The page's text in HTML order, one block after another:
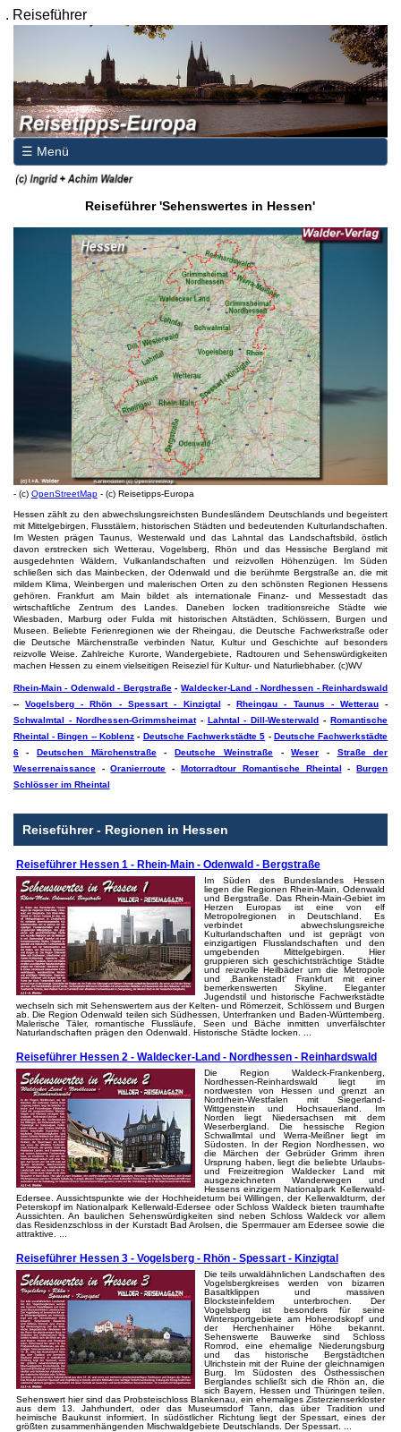
. Reiseführer
☰ Menü
Reiseführer 'Sehenswertes in Hessen'
- (c) OpenStreetMap- (c) Reisetipps-Europa
Hessen zählt zu den abwechslungsreichsten Bundesländern Deutschlands und begeistert
mit Mittelgebirgen, Flusstälern, historischen Städten und bedeutenden Kulturlandschaften.
Im Westen prägen Taunus, Westerwald und das Lahntal das Landschaftsbild, östlich
davon erstrecken sich Wetterau, Vogelsberg, Rhön und das Hessische Bergland mit
ausgedehnten Wäldern, Vulkanlandschaften und reizvollen Höhenzügen. Im Süden
schließen sich das Mainbecken, der Odenwald und die berühmte Bergstraße an, die mit
mildem Klima, Weinbergen und malerischen Orten zu den schönsten Regionen Hessens
gehören. Frankfurt am Main bildet als internationale Finanz- und Messestadt das
wirtschaftliche Zentrum des Landes. Daneben locken traditionsreiche Städte wie
Wiesbaden, Marburg oder Fulda mit historischen Altstädten, Schlössern, Burgen und
Museen. Beliebte Ferienregionen wie der Rheingau, die Deutsche Fachwerkstraße oder
die Deutsche Märchenstraße verbinden Natur, Kultur und Geschichte auf besonders
reizvolle Weise. Zahlreiche Kurorte, Wandergebiete, Radtouren und Sehenswürdigkeiten
machen Hessen zu einem vielseitigen Reiseziel für Kultur- und Naturliebhaber. (c)WV
Rhein-Main - Odenwald - Bergstraße-Waldecker-Land - Nordhessen - Reinhardswald
-- Vogelsberg - Rhön - Spessart - Kinzigtal -Rheingau - Taunus - Wetterau -
Schwalmtal - Nordhessen-Grimmsheimat- Lahntal - Dill-Westerwald -Romantische
Rheintal - Bingen -- Koblenz - Deutsche Fachwerkstädte 5 - Deutsche Fachwerkstädte
6-Deutschen Märchenstraße-Deutsche Weinstraße-Weser - Straße der
Weserrenaissance-Oranierroute - Motorradtour Romantische Rheintal -Burgen
Schlösser im Rheintal
Reiseführer - Regionen in Hessen
Reiseführer Hessen 1 - Rhein-Main - Odenwald - Bergstraße
Im Süden des Bundeslandes Hessen
liegen die Regionen Rhein-Main, Odenwald
und Bergstraße. Das Rhein-Main-Gebiet im
Herzen Europas ist eine von elf
Metropolregionen in Deutschland. Es
verbindet abwechslungsreiche
Kulturlandschaften und ist geprägt von
einzigartigen Flusslandschaften und den
umgebenden Mittelgebirgen. Hier
gruppieren sich geschichtsträchtige Städte
und reizvolle Heilbäder um die Metropole
und ‚Bankenstadt‘ Frankfurt mit einer
bemerkenswerten Skyline. Eleganter
Jugendstil und historische Fachwerkstädte
wechseln sich mit Sehenswertem aus der Kelten- und Römerzeit, Schlössern und Burgen
ab. Die Region Odenwald teilen sich Südhessen, Unterfranken und Baden-Württemberg.
Malerische Täler, romantische Flussläufe, Seen und Bäche inmitten unverfälschter
Naturlandschaften prägen den Odenwald. Historische Städte locken. ...
Reiseführer Hessen 2 - Waldecker-Land - Nordhessen - Reinhardswald
Die Region Waldeck-Frankenberg,
Nordhessen-Reinhardswald liegt im
nordwesten von Hessen und grenzt an
Nordrhein-Westfalen mit Siegerland-
Wittgenstein und Hochsauerland. Im
Norden liegt Niedersachsen mit dem
Weserbergland. Die hessische Region
Schwallmtal und Werra-Meißner liegt im
Südosten. In der Region Nordhessen, wo
die Märchen der Gebrüder Grimm ihren
Ursprung haben, liegt die beliebte Urlaubs-
und Freizeitregion Waldecker Land mit
ausgezeichneten Wanderwegen und
Hessens einzigem Nationalpark Kellerwald-
Edersee. Aussichtspunkte wie der Hochheideturm bei Willingen, der Kellerwaldturm, der
Peterskopf im Nationalpark Kellerwald-Edersee oder Schloss Waldeck bieten traumhafte
Aussichten. An baulichen Sehenswürdigkeiten sind neben Schloss Waldeck vor allem
das Residenzschloss in der Kurstadt Bad Arolsen, die Sperrmauer am Edersee sowie die
attraktive. ...
Reiseführer Hessen 3 - Vogelsberg - Rhön - Spessart - Kinzigtal
Die teils urwaldähnlichen Landschaften des
Vogelsbergkreises werden von bizarren
Basaltklippen und massiven
Blocksteinfeldern unterbrochen. Der
Vogelsberg ist besonders für seine
Wintersportgebiete am Hoherodskopf und
der Herchenhainer Höhe bekannt.
Sehenswerte Bauwerke sind Schloss
Romrod, eine ehemalige Niederungsburg
und das historische Bergstädtchen
Ulrichstein mit der Ruine der gleichnamigen
Burg. Im Südosten des Osthessischen
Berglandes schließt sich die Rhön an, die
sich Bayern, Hessen und Thüringen teilen.
Sehenswert hier sind das Probsteischloss Blankenau, ein ehemaliges Zisterzienserkloster
aus dem 13. Jahrhundert, oder das Museumsdorf Tann, das über Tradition und
heimische Baukunst informiert. In südöstlicher Richtung liegt der Spessart, eines der
größten zusammenhängenden Mischwaldgebiete Deutschlands. Der Spessart. ...